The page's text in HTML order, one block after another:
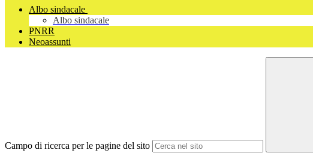
Albo sindacale
Albo sindacale
PNRR
Neoassunti
Campo di ricerca per le pagine del sito